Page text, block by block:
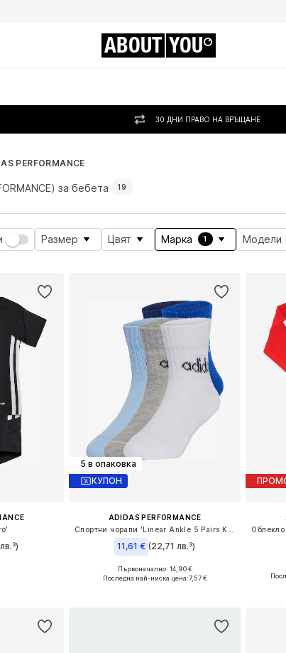
ABOUT YOU
30 ДНИ ПРАВО НА ВРЪЩАНЕ
PERFORMANCE
за бебета 19
Размер Цвят Марка 1 Модели
5 в опаковка
КУПОН
ADIDAS PERFORMANCE
11,61 € (22,71 лв.³)
Налични размери: 22-24, 25-27
Първоначално: 14,90 €
Последна най-ниска цена:7,57 €